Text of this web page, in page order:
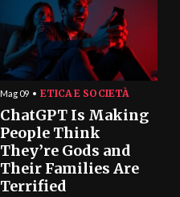
Mag 09 ETICA E SOCIETÀ
ChatGPT Is Making
People Think
They’re Gods and
Their Families Are
Terrified